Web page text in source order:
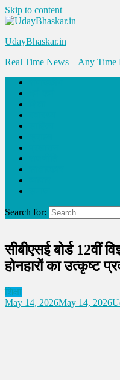
Skip to content
UdayBhaskar.in
Real Time News – Any Time
Search for:
सीबीएसई बोर्ड 12वीं
होनहारों का उत्कृष्ट
शिक्षा
May 14, 2026May 14, 2026